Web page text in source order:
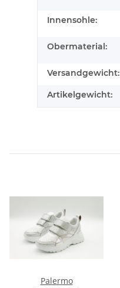
Innensohle:
Obermaterial:
Versandgewicht:
Artikelgewicht:
Palermo